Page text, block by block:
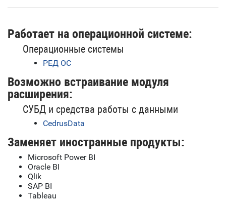
Работает на операционной системе:
Операционные системы
РЕД ОС
Возможно встраивание модуля
расширения:
СУБД и средства работы с данными
CedrusData
Заменяет иностранные продукты:
Microsoft Power BI
Oracle BI
Qlik
SAP BI
Tableau